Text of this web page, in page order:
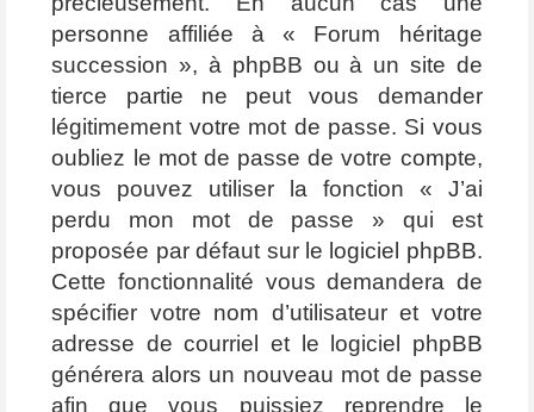
personne affiliée à « Forum héritage
succession », à phpBB ou à un site de
tierce partie ne peut vous demander
légitimement votre mot de passe. Si vous
oubliez le mot de passe de votre compte,
vous pouvez utiliser la fonction « J’ai
perdu mon mot de passe » qui est
proposée par défaut sur le logiciel phpBB.
Cette fonctionnalité vous demandera de
spécifier votre nom d’utilisateur et votre
adresse de courriel et le logiciel phpBB
générera alors un nouveau mot de passe
afin que vous puissiez reprendre le